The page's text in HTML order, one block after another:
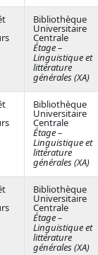
Bibliothèque
Universitaire
Centrale
Étage –
Linguistique et
littérature
générales (XA)
Bibliothèque
Universitaire
Centrale
Étage –
Linguistique et
littérature
générales (XA)
Bibliothèque
Universitaire
Centrale
Étage –
Linguistique et
littérature
générales (XA)